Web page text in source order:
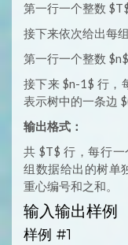
第一行一个整数
接下来依次给出每
第一行一个整数
接下来 $n-1$ 行，
表示树中的一条边
输出格式：
共 $T$ 行，每行
组数据给出的树单
重心编号和之和。
输入输出样例
样例 #1